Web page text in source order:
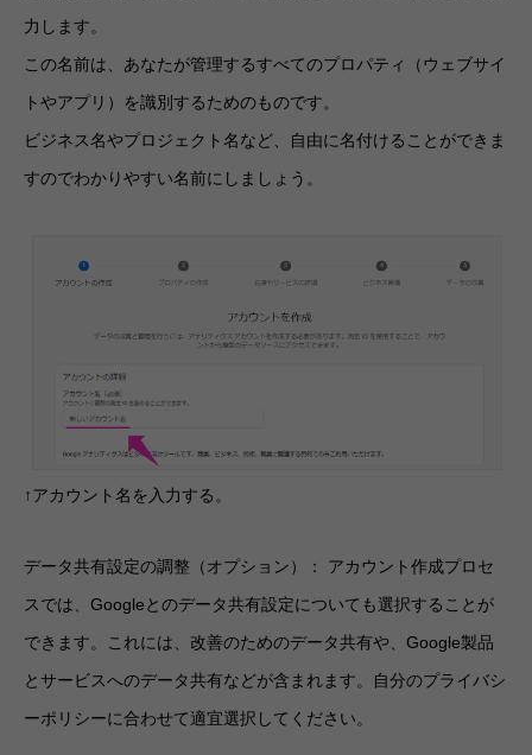
力します。
この名前は、あなたが管理するすべてのプロパティ（ウェブサイ
トやアプリ）を識別するためのものです。
ビジネス名やプロジェクト名など、自由に名付けることができま
すのでわかりやすい名前にしましょう。
↑アカウント名を入力する。
データ共有設定の調整（オプション）： アカウント作成プロセ
スでは、Googleとのデータ共有設定についても選択することが
できます。これには、改善のためのデータ共有や、Google製品
とサービスへのデータ共有などが含まれます。自分のプライバシ
ーポリシーに合わせて適宜選択してください。